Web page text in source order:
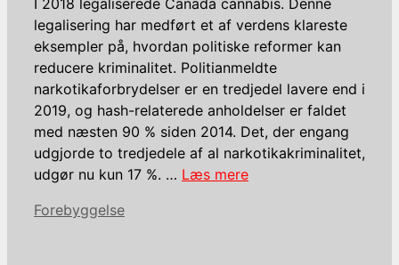
I 2018 legaliserede Canada cannabis. Denne
legalisering har medført et af verdens klareste
eksempler på, hvordan politiske reformer kan
reducere kriminalitet. Politianmeldte
narkotikaforbrydelser er en tredjedel lavere end i
2019, og hash-relaterede anholdelser er faldet
med næsten 90 % siden 2014. Det, der engang
udgjorde ​​to tredjedele af al narkotikakriminalitet,
udgør nu kun 17 %. … Læs mere
Kategorier
Forebyggelse